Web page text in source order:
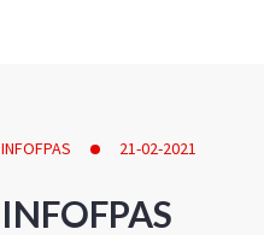
INFOFPAS 21-02-2021
INFOFPAS